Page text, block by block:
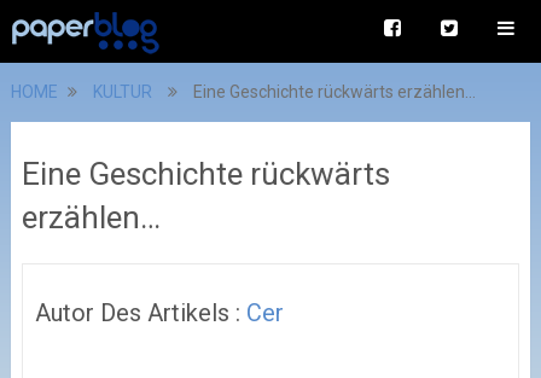
HOME KULTUR Eine Geschichte rückwärts erzählen…
Eine Geschichte rückwärts
erzählen…
Autor Des Artikels : Cer